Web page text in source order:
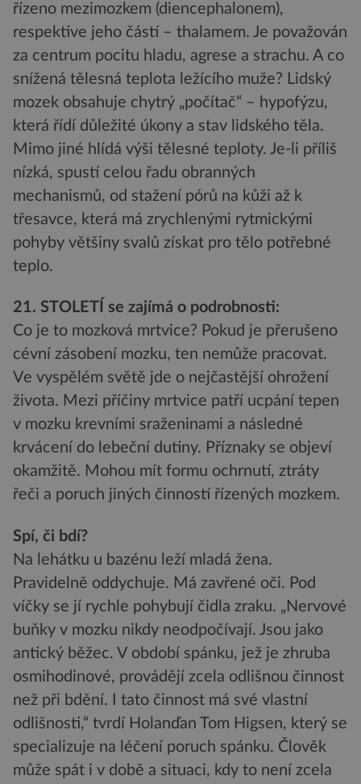
řízeno mezimozkem (diencephalonem),
respektive jeho částí – thalamem. Je považován
za centrum pocitu hladu, agrese a strachu. A co
snížená tělesná teplota ležícího muže? Lidský
mozek obsahuje chytrý „počítač“ – hypofýzu,
která řídí důležité úkony a stav lidského těla.
Mimo jiné hlídá výši tělesné teploty. Je-li příliš
nízká, spustí celou řadu obranných
mechanismů, od stažení pórů na kůži až k
třesavce, která má zrychlenými rytmickými
pohyby většiny svalů získat pro tělo potřebné
teplo.
21. STOLETÍ se zajímá o podrobnosti:
Co je to mozková mrtvice? Pokud je přerušeno
cévní zásobení mozku, ten nemůže pracovat.
Ve vyspělém světě jde o nejčastější ohrožení
života. Mezi příčiny mrtvice patří ucpání tepen
v mozku krevními sraženinami a následné
krvácení do lebeční dutiny. Příznaky se objeví
okamžitě. Mohou mít formu ochrnutí, ztráty
řeči a poruch jiných činností řízených mozkem.
Spí, či bdí?
Na lehátku u bazénu leží mladá žena.
Pravidelně oddychuje. Má zavřené oči. Pod
víčky se jí rychle pohybují čidla zraku. „Nervové
buňky v mozku nikdy neodpočívají. Jsou jako
antický běžec. V období spánku, jež je zhruba
osmihodinové, provádějí zcela odlišnou činnost
než při bdění. I tato činnost má své vlastní
odlišnosti,“ tvrdí Holanďan Tom Higsen, který se
specializuje na léčení poruch spánku. Člověk
může spát i v době a situaci, kdy to není zcela